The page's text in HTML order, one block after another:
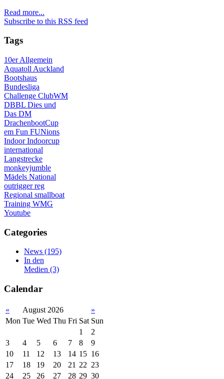
Read more...
Subscribe to this RSS feed
Tags
10erAllgemein
Aquatoll Auckland
Bootshaus
Bundesliga
Challenge ClubWM
DBBL Dies und
Das DM
DrachenbootCup
em Fun FUNions
IndoorIndoorcup
international
Langstrecke
monkeyjumble
Mädels National
outriggerreg
Regional smallboat
Training WMG
Youtube
Categories
News (195)
In den
Medien (3)
Calendar
« August 2026
»
Mon Tue Wed Thu Fri Sat Sun
1
2
3
4 5 6 7 8
9
10
11 12 13 14 15 16
17
18 19 20 21 22 23
24
25 26 27 28 29 30